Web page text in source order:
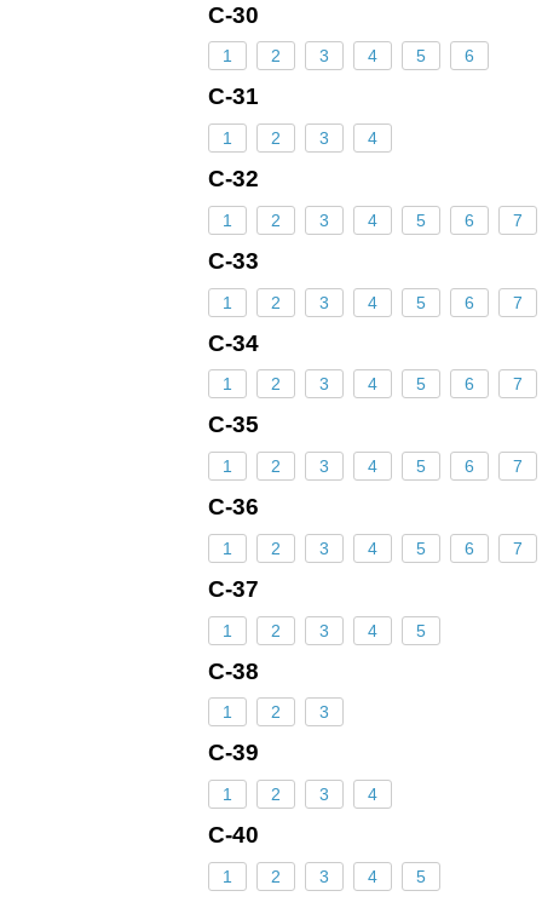
С-30
1 2 3 4 5 6
С-31
1 2 3 4
С-32
1 2 3 4 5 6 7
С-33
1 2 3 4 5 6 7
С-34
1 2 3 4 5 6 7
С-35
1 2 3 4 5 6 7
С-36
1 2 3 4 5 6 7
С-37
1 2 3 4 5
С-38
1 2 3
С-39
1 2 3 4
С-40
1 2 3 4 5